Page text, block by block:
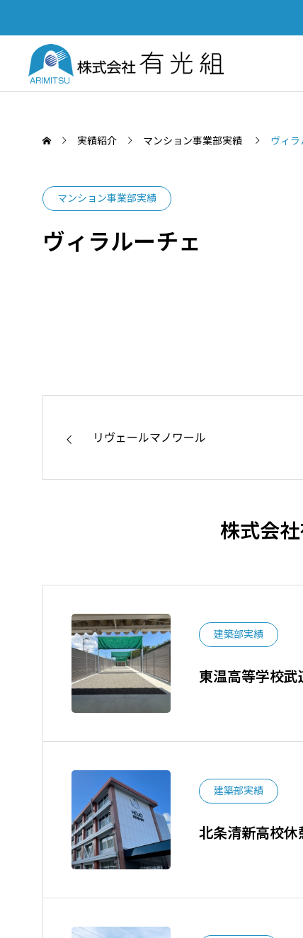
SERVICE
業務案内
実績紹介 マンション事業部実績 ヴィラ
マンション事業部実績
ヴィラルーチェ
リヴェールマノワール
株式会
建築部実績
東温高等学校
建築部実績
北条清新高校